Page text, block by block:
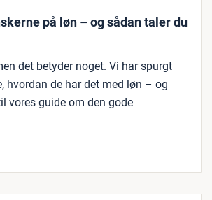
på løn – og sådan taler du
det betyder noget. Vi har spurgt
hvordan de har det med løn – og
vores guide om den gode